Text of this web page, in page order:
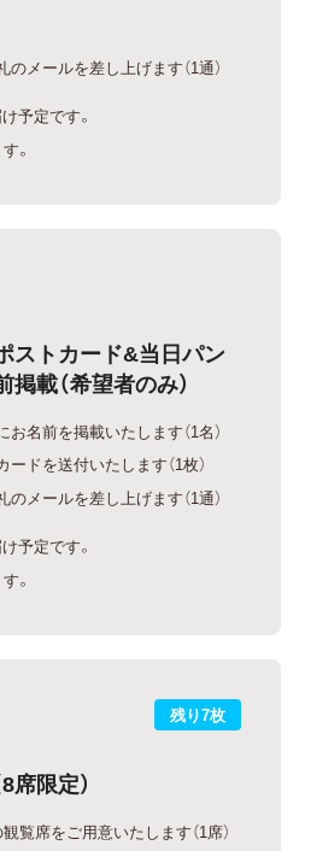
メールを差し上げます（1通）
予定です。
。
ストカード&当日パン
載（希望者のみ）
名前を掲載いたします（1名）
ドを送付いたします（1枚）
メールを差し上げます（1通）
予定です。
。
残り7枚
席限定）
覧席をご用意いたします（1席）